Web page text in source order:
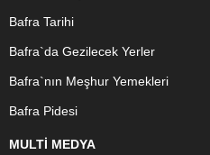
Bafra Tarihi
Bafra`da Gezilecek Yerler
Bafra`nın Meşhur Yemekleri
Bafra Pidesi
MULTİ MEDYA